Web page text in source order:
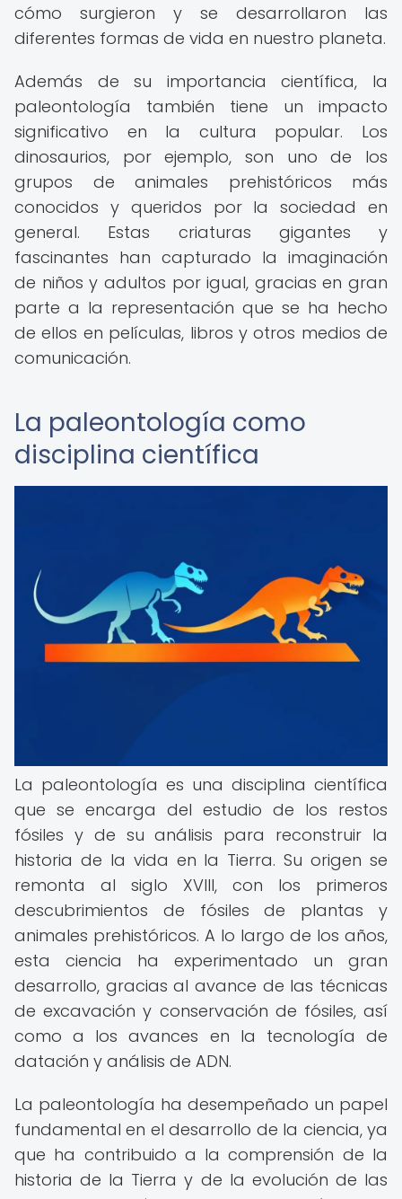
cómo surgieron y se desarrollaron las
diferentes formas de vida en nuestro planeta.
Además de su importancia científica, la
paleontología también tiene un impacto
significativo en la cultura popular. Los
dinosaurios, por ejemplo, son uno de los
grupos de animales prehistóricos más
conocidos y queridos por la sociedad en
general. Estas criaturas gigantes y
fascinantes han capturado la imaginación
de niños y adultos por igual, gracias en gran
parte a la representación que se ha hecho
de ellos en películas, libros y otros medios de
comunicación.
La paleontología como
disciplina científica
La paleontología es una disciplina científica
que se encarga del estudio de los restos
fósiles y de su análisis para reconstruir la
historia de la vida en la Tierra. Su origen se
remonta al siglo XVIII, con los primeros
descubrimientos de fósiles de plantas y
animales prehistóricos. A lo largo de los años,
esta ciencia ha experimentado un gran
desarrollo, gracias al avance de las técnicas
de excavación y conservación de fósiles, así
como a los avances en la tecnología de
datación y análisis de ADN.
La paleontología ha desempeñado un papel
fundamental en el desarrollo de la ciencia, ya
que ha contribuido a la comprensión de la
historia de la Tierra y de la evolución de las